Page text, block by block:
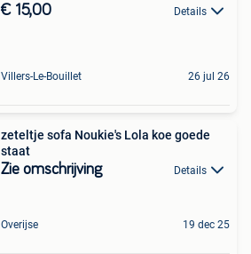
€ 15,00 Details
Villers-Le-Bouillet 26 jul 26
zeteltje sofa Noukie's Lola koe goede
staat
Zie omschrijving Details
Overijse 19 dec 25